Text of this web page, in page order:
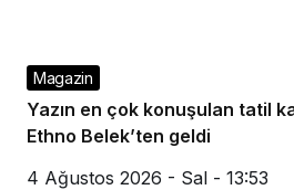
Magazin
Yazın en çok konuşulan tatil
Ethno Belek’ten geldi
4 Ağustos 2026 - Sal - 13:53